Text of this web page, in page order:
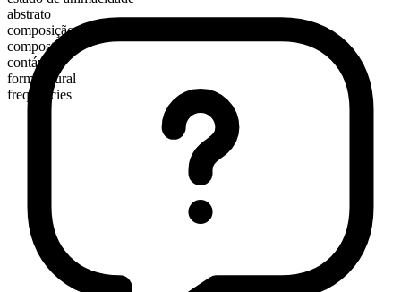
abstrato
composição morfológica
composto
contável
forma plural
frequencies